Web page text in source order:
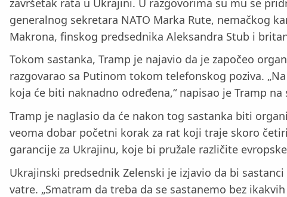
generalnog sekretara NATO Marka Rute, nemačkog
Makrona, finskog predsednika Aleksandra Stub i
Tokom sastanka, Tramp je najavio da je započeo
razgovarao sa Putinom tokom telefonskog poziva.
koja će biti naknadno određena,“ napisao je Tramp
Tramp je naglasio da će nakon tog sastanka biti
veoma dobar početni korak za rat koji traje skoro
garancije za Ukrajinu, koje bi pružale različite
Ukrajinski predsednik Zelenski je izjavio da bi
vatre. „Smatram da treba da se sastanemo bez